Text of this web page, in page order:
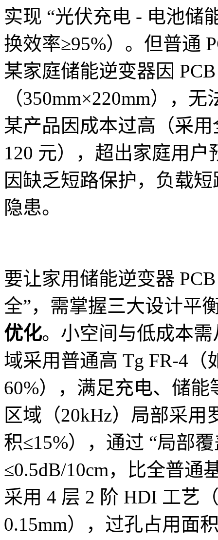
实现 “光伏充电 - 电池储
换效率≥95%）。但普通
某家庭储能逆变器因
（350mm×220mm），
某产品因成本过高（采
120 元），超出家庭用
因缺乏短路保护，负载
隐患。
要让家用储能逆变器
全”，需掌握三大设计平
优化。小空间与低成本
域采用普通高 Tg FR-4（
60%），满足充电、储
区域（20kHz）局部采用
积≤15%），通过 “局部
≤0.5dB/10cm，比全普通
采用 4 层 2 阶 HDI 工艺
0.15mm），过孔占用面